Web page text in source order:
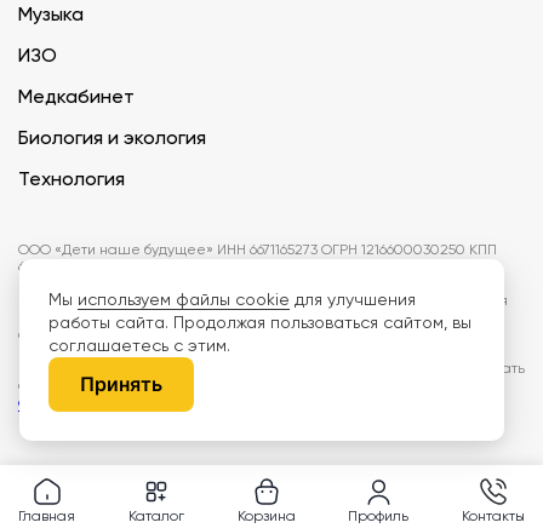
Музыка
ИЗО
Медкабинет
Биология и экология
Технология
ООО «Дети наше будущее» ИНН 6671165273 ОГРН 1216600030250 КПП
667101001 БИК 046577674
Информация на сайте не является публичной офертой. Изображения
могут отличаться от поставляемых товаров. Поставщик оставляет за
собой право изменить цены и характеристики товаров без
предварительного уведомления заказчика, если это не влияет на
качество поставляемой продукции. Мы используем cookie, чтобы делать
сайт лучше. Пользуясь сайтом, вы соглашаетесь с
обработки персональных данных и политикой конфиденциальности.
Главная Каталог Корзина Профиль Контакты
Мы используем файлы cookie для улучшения
работы сайта. Продолжая пользоваться сайтом, вы
соглашаетесь с этим.
Принять